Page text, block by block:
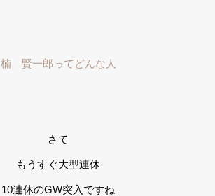
楠 賢一郎ってどんな人
さて
もうすぐ大型連休
10連休のGW突入ですね